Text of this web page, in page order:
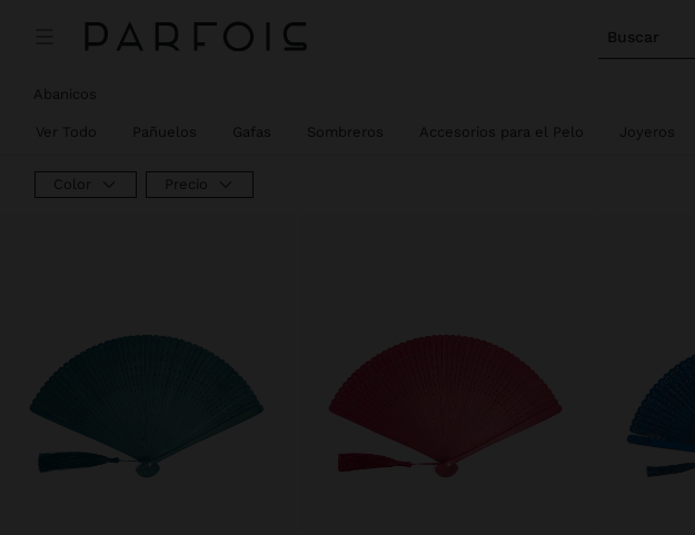
Buscar
Abanicos
Ver Todo Pañuelos Gafas Sombreros Accesorios para el Pelo Joyeros
Color Precio